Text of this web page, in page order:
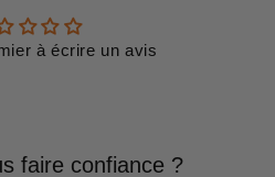
à écrire un avis
faire confiance ?